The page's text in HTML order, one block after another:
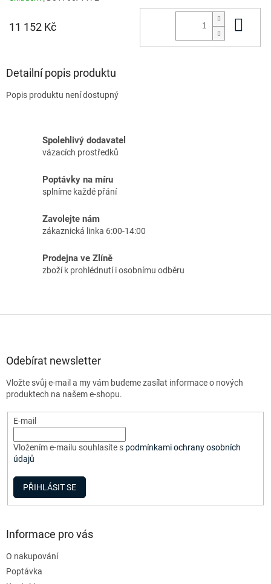
11 152 Kč
Detailní popis produktu
Popis produktu není dostupný
Spolehlivý dodavatel
vázacích prostředků
Poptávky na míru
splníme každé přání
Zavolejte nám
zákaznická linka 6:00-14:00
Prodejna ve Zlíně
zboží k prohlédnutí i osobnímu odběru
Odebírat newsletter
Vložte svůj e-mail a my vám budeme zasílat informace o nových
produktech na našem e-shopu.
E-mail
Vložením e-mailu souhlasíte s podmínkami ochrany osobních
údajů
PŘIHLÁSIT SE
Informace pro vás
O nakupování
Poptávka